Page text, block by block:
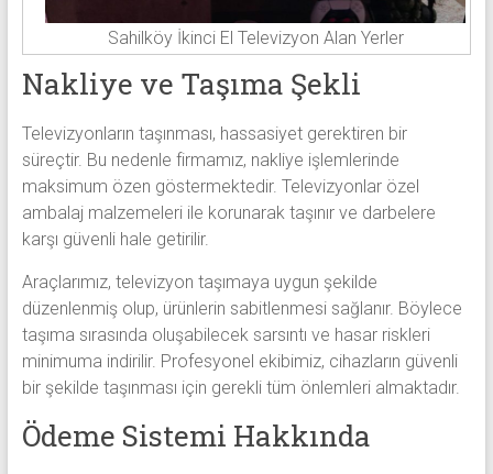
Sahilköy İkinci El Televizyon Alan Yerler
Nakliye ve Taşıma Şekli
Televizyonların taşınması, hassasiyet gerektiren bir
süreçtir. Bu nedenle firmamız, nakliye işlemlerinde
maksimum özen göstermektedir. Televizyonlar özel
ambalaj malzemeleri ile korunarak taşınır ve darbelere
karşı güvenli hale getirilir.
Araçlarımız, televizyon taşımaya uygun şekilde
düzenlenmiş olup, ürünlerin sabitlenmesi sağlanır. Böylece
taşıma sırasında oluşabilecek sarsıntı ve hasar riskleri
minimuma indirilir. Profesyonel ekibimiz, cihazların güvenli
bir şekilde taşınması için gerekli tüm önlemleri almaktadır.
Ödeme Sistemi Hakkında